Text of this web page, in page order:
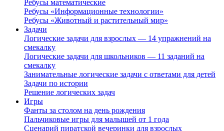
Ребусы математические
Ребусы «Информационные технологии»
Ребусы «Животный и растительный мир»
Задачи
Логические задачи для взрослых — 14 упражнений на
смекалку
Логические задачи для школьников — 11 заданий на
смекалку
Занимательные логические задачи с ответами для детей
Задачи по истории
Решение логических задач
Игры
Фанты за столом на день рождения
Пальчиковые игры для малышей от 1 года
Сценарий пиратской вечеринки для взрослых